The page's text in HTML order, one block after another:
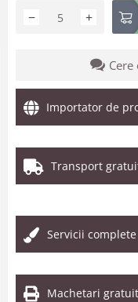
+
−
Importator de
Transport
Servicii
Machetari